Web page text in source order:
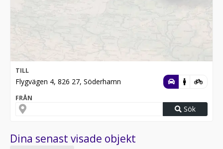
TILL
Flygvägen 4, 826 27, Söderhamn
FRÅN
Sök
Dina senast visade objekt